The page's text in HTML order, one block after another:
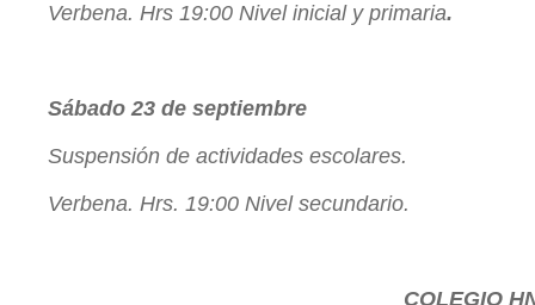
Verbena. Hrs 19:00 Nivel inicial y primaria.
Sábado 23 de septiembre
Suspensión de actividades escolares.
Verbena. Hrs. 19:00 Nivel secundario.
COLEGIO